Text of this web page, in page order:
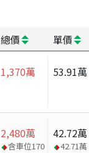
總價 單價
1,370萬 53.91萬
2,480萬
含車位170
42.72萬
42.71萬